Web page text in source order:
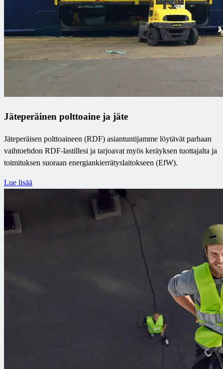
Jäteperäinen polttoaine ja jäte
Jäteperäisen polttoaineen (RDF) asiantuntijamme löytävät parhaan
vaihtoehdon RDF-lastillesi ja tarjoavat myös keräyksen tuottajalta ja
toimituksen suoraan energiankierrätyslaitokseen (EfW).
Lue lisää